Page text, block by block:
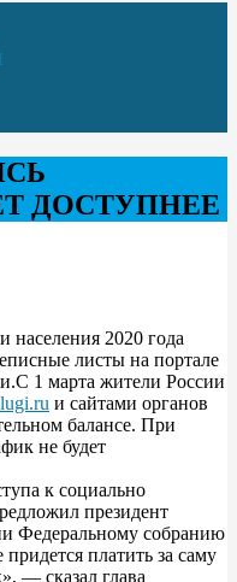
ДОСТУПНЕЕ
населения 2020 года
листы на портале
1 марта жители России
и сайтами органов
балансе. При
не будет
к социально
президент
Федеральному собранию
платить за саму
— сказал глава